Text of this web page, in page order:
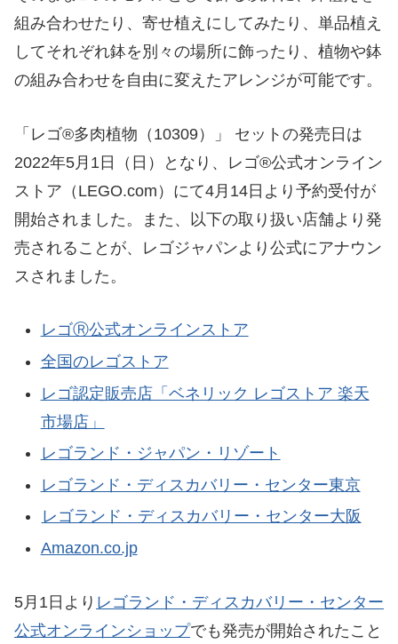
組み合わせたり、寄せ植えにしてみたり、単品植え
してそれぞれ鉢を別々の場所に飾ったり、植物や鉢
の組み合わせを自由に変えたアレンジが可能です。
「レゴ®多肉植物（10309）」 セットの発売日は
2022年5月1日（日）となり、レゴ®公式オンライン
ストア（LEGO.com）にて4月14日より予約受付が
開始されました。また、以下の取り扱い店舗より発
売されることが、レゴジャパンより公式にアナウン
スされました。
レゴⓇ公式オンラインストア
全国のレゴストア
レゴ認定販売店「ベネリック レゴストア 楽天
市場店」
レゴランド・ジャパン・リゾート
レゴランド・ディスカバリー・センター東京
レゴランド・ディスカバリー・センター大阪
Amazon.co.jp
5月1日より レゴランド・ディスカバリー・センター
公式オンラインショップでも発売が開始されたこと